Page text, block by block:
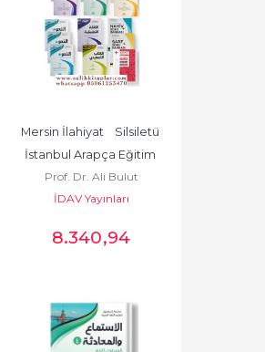
Mersin İlahiyat    Silsiletü
İstanbul Arapça Eğitim
Seti
Prof. Dr. Ali Bulut
İDAV Yayınları
8.340,94